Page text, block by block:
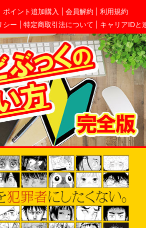
ポイント追加購入 会員解約
利用規約
シー 特定商取引法について キャリアIDと